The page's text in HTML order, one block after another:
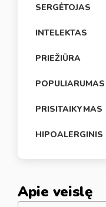
SERGĖTOJAS
INTELEKTAS
PRIEŽIŪRA
POPULIARUMAS
PRISITAIKYMAS
HIPOALERGINIS
Apie veislę